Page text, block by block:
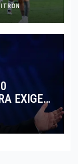
EXIGE